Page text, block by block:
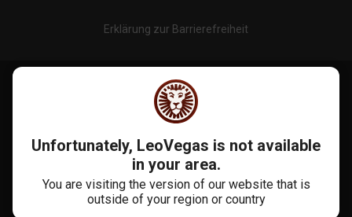
Erklärung zur Barrierefreiheit
Folge uns auf
Unfortunately, LeoVegas is not available
in your area.
You are visiting the version of our website that is
outside of your region or country